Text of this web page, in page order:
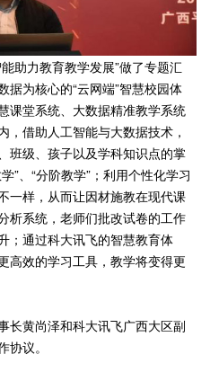
助力教育教学发展”做了专题汇
据为核心的“云网端”智慧校园体
课堂系统、大数据精准教学系统
，借助人工智能与大数据技术，
班级、孩子以及学科知识点的掌
”、“分阶教学”；利用个性化学习
一样，从而让因材施教在现代课
析系统，老师们批改试卷的工作
；通过科大讯飞的智慧教育体
高效的学习工具，教学将变得更
长黄尚泽和科大讯飞广西大区副
议。